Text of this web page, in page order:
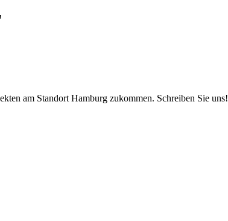
am Standort Hamburg zukommen. Schreiben Sie uns!